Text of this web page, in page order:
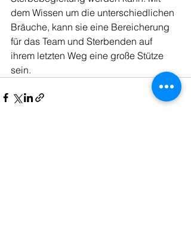
dem Wissen um die unterschiedlichen
Bräuche, kann sie eine Bereicherung
für das Team und Sterbenden auf
ihrem letzten Weg eine große Stütze
sein.